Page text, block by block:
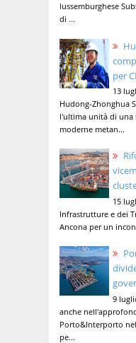
lussemburghese
di ...
per
13
Hudong-Zhonghua
l'ultima unità di una
moderne metan...
15
Infrastrutture e dei
Ancona per un
9
anche
Porto&Interporto
pe...